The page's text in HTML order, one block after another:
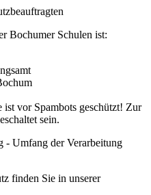
Bochumer Schulen ist:
vor Spambots geschützt! Zur
sein.
- Umfang der Verarbeitung
finden Sie in unserer